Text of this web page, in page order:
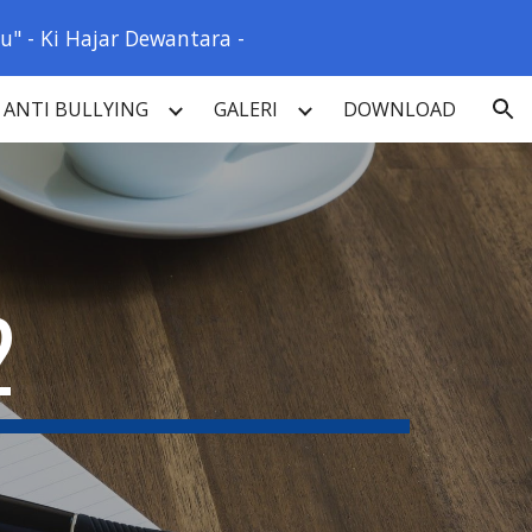
- Ki Hajar Dewantara -
ANTI BULLYING GALERI DOWNLOAD